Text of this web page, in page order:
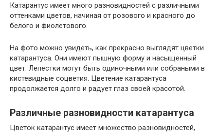
Катарантус имеет много разновидностей с различными
оттенками цветов, начиная от розового и красного до
белого и фиолетового.
На фото можно увидеть, как прекрасно выглядят цветки
катарантуса. Они имеют пышную форму и насыщенный
цвет. Лепестки могут быть одиночными или собраными в
кистевидные соцветия. Цветение катарантуса
продолжается долго и радует глаз своей красотой.
Различные разновидности катарантуса
Цветок катарантус имеет множество разновидностей,